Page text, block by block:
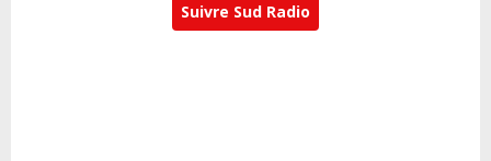
Suivre Sud Radio